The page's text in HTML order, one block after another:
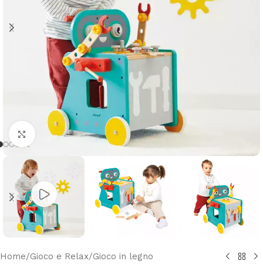
Clicca per ingrandire
Home/Gioco e Relax/Gioco in legno